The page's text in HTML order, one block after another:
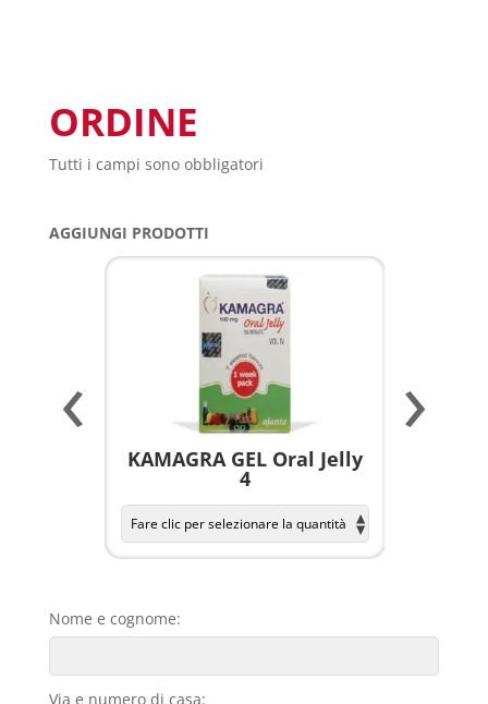
ORDINE
Tutti i campi sono obbligatori
AGGIUNGI PRODOTTI
KAMAGRA GEL Oral Jelly
4
‹ ›
Nome e cognome:
Via e numero di casa: